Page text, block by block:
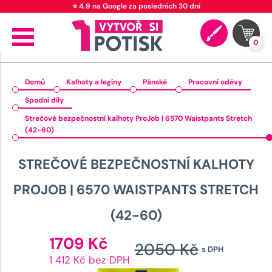
⭐ 4.9 na Google za posledních 30 dní
0
Domů Kalhoty a legíny Pánské
Pracovní oděvy
Spodní díly
Strečové bezpečnostní kalhoty ProJob | 6570 Waistpants Stretch
(42-60)
STREČOVÉ BEZPEČNOSTNÍ KALHOTY
PROJOB | 6570 WAISTPANTS STRETCH
(42-60)
s DPH
2050Kč
1709 Kčcena
je:
1 412 Kč bez DPH